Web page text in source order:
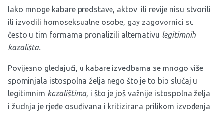
Iako mnoge kabare predstave, aktovi ili revije nisu stvorili
ili izvodili homoseksualne osobe, gay zagovornici su
često u tim formama pronalizili alternativu legitimnih
kazališta.
Povijesno gledajući, u kabare izvedbama se mnogo više
spominjala istospolna želja nego što je to bio slučaj u
legitimnim kazalištima, i što je još važnije istospolna želja
i žudnja je rjeđe osuđivana i kritizirana prilikom izvođenja